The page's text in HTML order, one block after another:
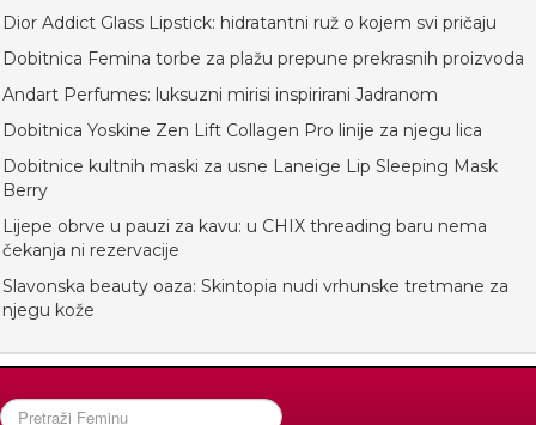
Dior Addict Glass Lipstick: hidratantni ruž o kojem svi pričaju
Dobitnica Femina torbe za plažu prepune prekrasnih proizvoda
Andart Perfumes: luksuzni mirisi inspirirani Jadranom
Dobitnica Yoskine Zen Lift Collagen Pro linije za njegu lica
Dobitnice kultnih maski za usne Laneige Lip Sleeping Mask
Berry
Lijepe obrve u pauzi za kavu: u CHIX threading baru nema
čekanja ni rezervacije
Slavonska beauty oaza: Skintopia nudi vrhunske tretmane za
njegu kože